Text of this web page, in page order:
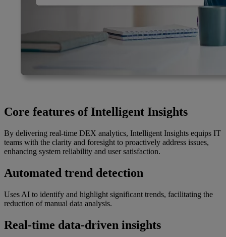
Core features of Intelligent Insights
By delivering real-time DEX analytics, Intelligent Insights equips IT
teams with the clarity and foresight to proactively address issues,
enhancing system reliability and user satisfaction.
Automated trend detection
Uses AI to identify and highlight significant trends, facilitating the
reduction of manual data analysis.
Real-time data-driven insights